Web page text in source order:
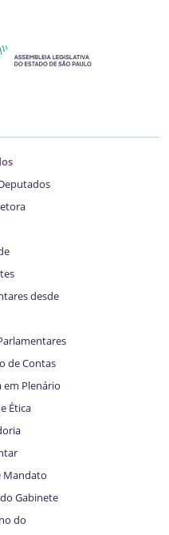
desde
de Contas
em Plenário
Ética
Mandato
Gabinete
do